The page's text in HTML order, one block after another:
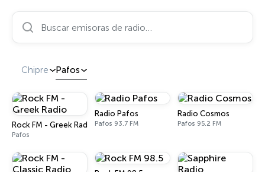
Buscar emisoras de radio…
Chipre Pafos
Rock FM - Greek Radio
Pafos
Radio Pafos
Pafos 93.7 FM
Radio Cosmos
Pafos 95.2 FM